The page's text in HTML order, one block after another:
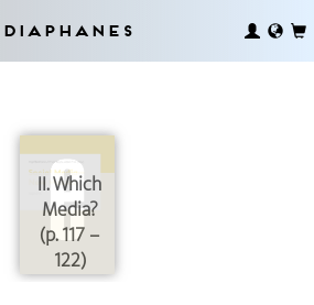
Diaphanes
II. Which
Media?
(p. 117 –
122)